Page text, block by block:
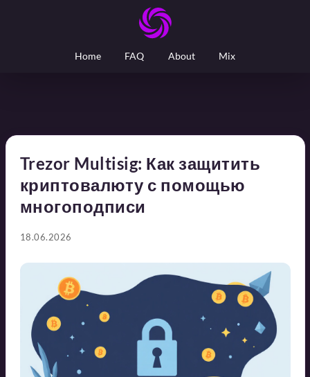
Home FAQ About Mix
Trezor Multisig: Как защитить
криптовалюту с помощью
многоподписи
18.06.2026